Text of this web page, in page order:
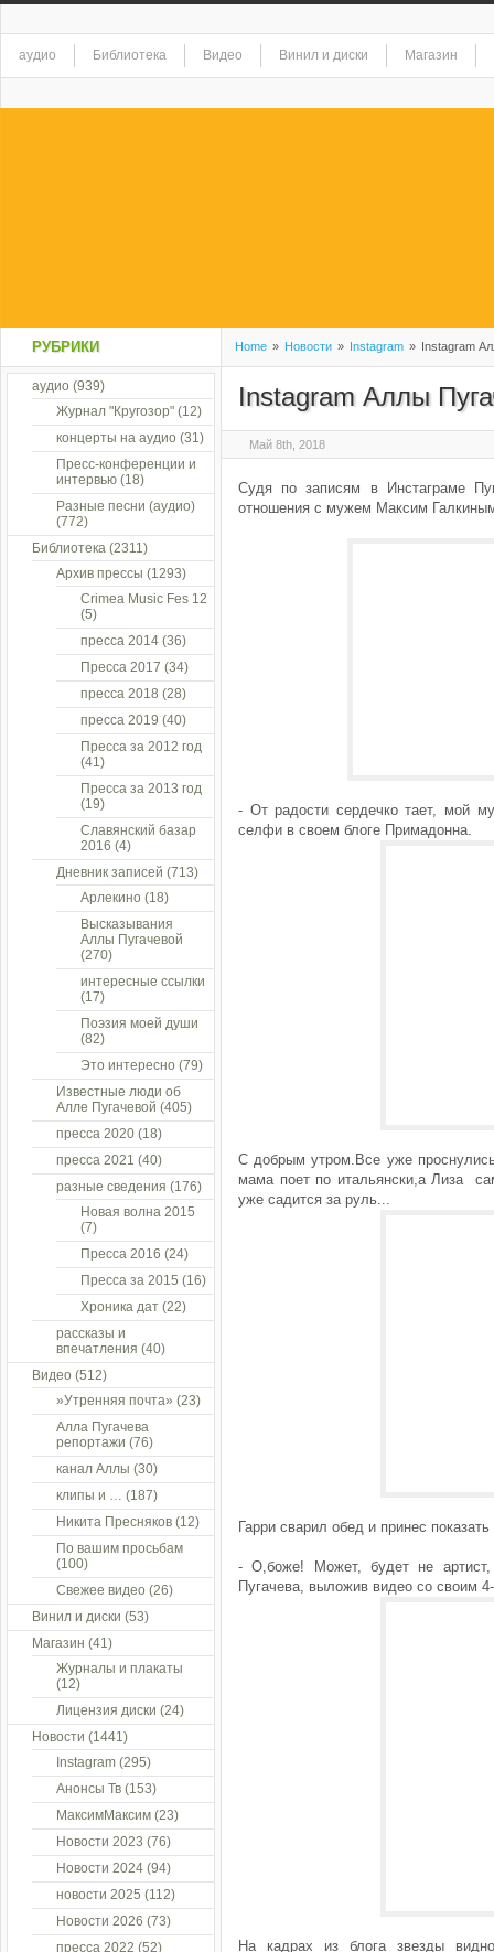
аудио Библиотека Видео Винил и диски Магазин
Home » Новости » Instagram » Instagram
Instagram Аллы
Май 8th, 2018
Судя по записям в Инстаграме
отношения с мужем Максим
- От радости сердечко тает, мой
селфи в своем блоге Примадонна.
С добрым утром.Все уже
мама поет по итальянски,а Лиза
уже садится за руль...
Гарри сварил обед и принес
- О,боже! Может, будет не
Пугачева, выложив видео со своим
На кадрах из блога звезды
РУБРИКИ
аудио (939)
Журнал "Кругозор" (12)
концерты на аудио (31)
Пресс-конференции и
интервью (18)
Разные песни (аудио)
(772)
Библиотека (2311)
Архив прессы (1293)
Crimea Music Fes 12
(5)
пресса 2014 (36)
Пресса 2017 (34)
пресса 2018 (28)
пресса 2019 (40)
Пресса за 2012 год
(41)
Пресса за 2013 год
(19)
Славянский базар
2016 (4)
Дневник записей (713)
Арлекино (18)
Высказывания
Аллы Пугачевой
(270)
интересные ссылки
(17)
Поэзия моей души
(82)
Это интересно (79)
Известные люди об
Алле Пугачевой (405)
пресса 2020 (18)
пресса 2021 (40)
разные сведения (176)
Новая волна 2015
(7)
Пресса 2016 (24)
Пресса за 2015 (16)
Хроника дат (22)
рассказы и
впечатления (40)
Видео (512)
»Утренняя почта» (23)
Алла Пугачева
репортажи (76)
канал Аллы (30)
клипы и … (187)
Никита Пресняков (12)
По вашим просьбам
(100)
Свежее видео (26)
Винил и диски (53)
Магазин (41)
Журналы и плакаты
(12)
Лицензия диски (24)
Новости (1441)
Instagram (295)
Анонсы Тв (153)
МаксимМаксим (23)
Новости 2023 (76)
Новости 2024 (94)
новости 2025 (112)
Новости 2026 (73)
пресса 2022 (52)